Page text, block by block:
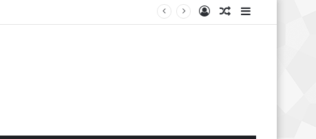
Kenar
Rastgele
Kayıt